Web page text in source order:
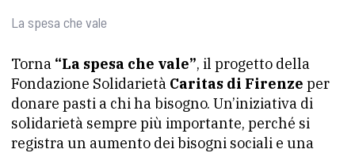
La spesa che vale
Torna “La spesa che vale”, il progetto della
Fondazione Solidarietà Caritas di Firenze per
donare pasti a chi ha bisogno. Un’iniziativa di
solidarietà sempre più importante, perché si
registra un aumento dei bisogni sociali e una